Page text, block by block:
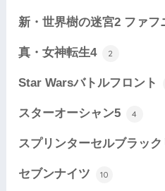
新・世界樹の迷宮2 ファフ
真・女神転生4 2
Star Warsバトルフロント
スターオーシャン5 4
スプリンターセルブラック
セブンナイツ 10